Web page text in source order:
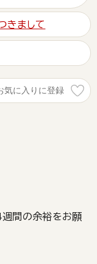
きまして
気に入りに登録
間の余裕をお願